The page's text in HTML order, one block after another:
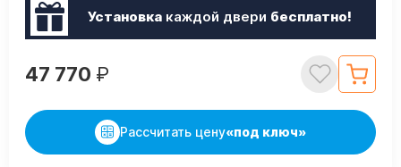
Установкакаждой двери бесплатно!
47 770 ₽
Рассчитать цену«под ключ»